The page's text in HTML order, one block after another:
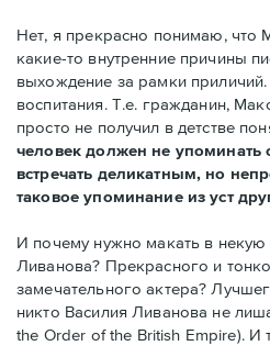
Нет, я прекрасно понимаю, что
какие-то внутренние причины
выхождение за рамки
воспитания. Т.е. гражданин,
просто не получил в детстве
человек должен не
встречать деликатным, но
таковое упоминание из уст
И почему нужно макать в некую
Ливанова? Прекрасного и
замечательного актера?
никто Василия Ливанова не
the Order of the British Empire). И